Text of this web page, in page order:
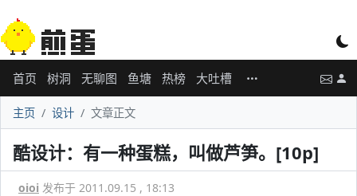
首页 树洞 无聊图 鱼塘 热榜 大吐槽
主页 设计 文章正文
酷设计：有一种蛋糕，叫做芦笋。[10p]
oioi 发布于 2011.09.15 , 18:13